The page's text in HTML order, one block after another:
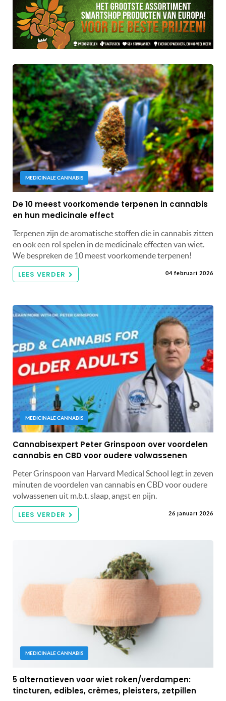
MEDICINALE CANNABIS
De 10 meest voorkomende terpenen in cannabis
en hun medicinale effect
Terpenen zijn de aromatische stoffen die in cannabis zitten
en ook een rol spelen in de medicinale effecten van wiet.
We bespreken de 10 meest voorkomende terpenen!
LEES VERDER 04 februari 2026
MEDICINALE CANNABIS
Cannabisexpert Peter Grinspoon over voordelen
cannabis en CBD voor oudere volwassenen
Peter Grinspoon van Harvard Medical School legt in zeven
minuten de voordelen van cannabis en CBD voor oudere
volwassenen uit m.b.t. slaap, angst en pijn.
LEES VERDER 26 januari 2026
MEDICINALE CANNABIS
5 alternatieven voor wiet roken/verdampen:
tincturen, edibles, crèmes, pleisters, zetpillen